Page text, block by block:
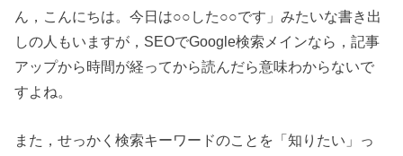
ん，こんにちは。今日は○○した○○です」みたいな書き出
しの人もいますが，SEOでGoogle検索メインなら，記事
アップから時間が経ってから読んだら意味わからないで
すよね。
また，せっかく検索キーワードのことを「知りたい」っ